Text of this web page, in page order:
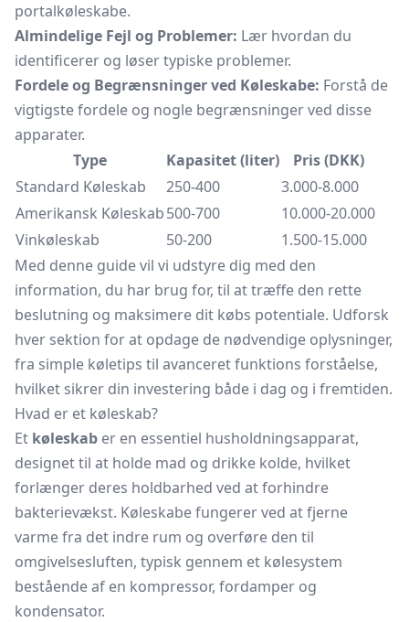
portalkøleskabe.
Almindelige Fejl og Problemer: Lær hvordan du
identificerer og løser typiske problemer.
Fordele og Begrænsninger ved Køleskabe: Forstå de
vigtigste fordele og nogle begrænsninger ved disse
apparater.
Type
Kapasitet (liter)
Pris (DKK)
Standard Køleskab
250-400
3.000-8.000
Amerikansk Køleskab500-700
10.000-20.000
Vinkøleskab
50-200
1.500-15.000
Med denne guide vil vi udstyre dig med den
information, du har brug for, til at træffe den rette
beslutning og maksimere dit købs potentiale. Udforsk
hver sektion for at opdage de nødvendige oplysninger,
fra simple køletips til avanceret funktions forståelse,
hvilket sikrer din investering både i dag og i fremtiden.
Hvad er et køleskab?
Et køleskab er en essentiel husholdningsapparat,
designet til at holde mad og drikke kolde, hvilket
forlænger deres holdbarhed ved at forhindre
bakterievækst. Køleskabe fungerer ved at fjerne
varme fra det indre rum og overføre den til
omgivelsesluften, typisk gennem et kølesystem
bestående af en kompressor, fordamper og
kondensator.